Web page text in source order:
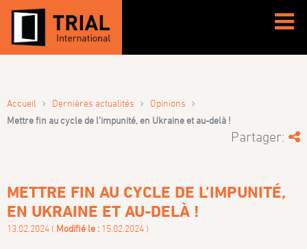
Accueil › Dernières actualités › Opinions ›
Mettre fin au cycle de l’impunité, en Ukraine et au-delà !
Partager:
METTRE FIN AU CYCLE DE L’IMPUNITÉ,
EN UKRAINE ET AU-DELÀ !
13.02.2024 ( Modifié le : 15.02.2024 )